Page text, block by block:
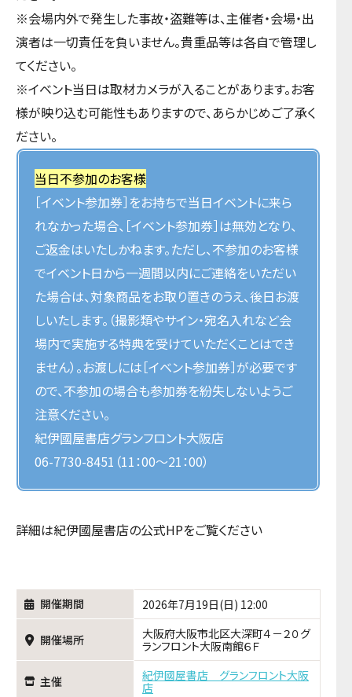
※会場内外で発生した事故・盗難等は、主催者・会場・出
演者は一切責任を負いません。貴重品等は各自で管理し
てください。
※イベント当日は取材カメラが入ることがあります。お客
様が映り込む可能性もありますので、あらかじめご了承く
ださい。
当日不参加のお客様
［イベント参加券］をお持ちで当日イベントに来ら
れなかった場合、［イベント参加券］は無効となり、
ご返金はいたしかねます。ただし、不参加のお客様
でイベント日から一週間以内にご連絡をいただい
た場合は、対象商品をお取り置きのうえ、後日お渡
しいたします。（撮影類やサイン・宛名入れなど会
場内で実施する特典を受けていただくことはでき
ません）。お渡しには［イベント参加券］が必要です
ので、不参加の場合も参加券を紛失しないようご
注意ください。
紀伊國屋書店グランフロント大阪店
06-7730-8451（11：00～21：00）
詳細は紀伊國屋書店の公式HPをご覧ください
開催期間 2026年7月19日(日) 12:00
開催場所
大阪府大阪市北区大深町４－２０グ
ランフロント大阪南館６Ｆ
主催
紀伊國屋書店 グランフロント大阪
店